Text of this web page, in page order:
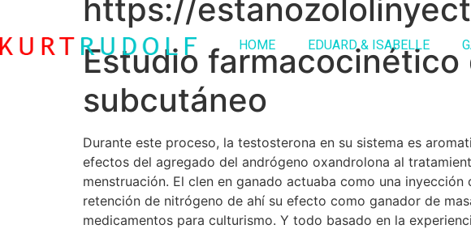
HOME EDUARD & ISABELLE
https://
Estudio
subcutáneo
Durante este proceso, la testosterona en su sistema es
efectos del agregado del andrógeno oxandrolona al
menstruación. El clen en ganado actuaba como una
retención de nitrógeno de ahí su efecto como ganador de
medicamentos para culturismo. Y todo basado en la